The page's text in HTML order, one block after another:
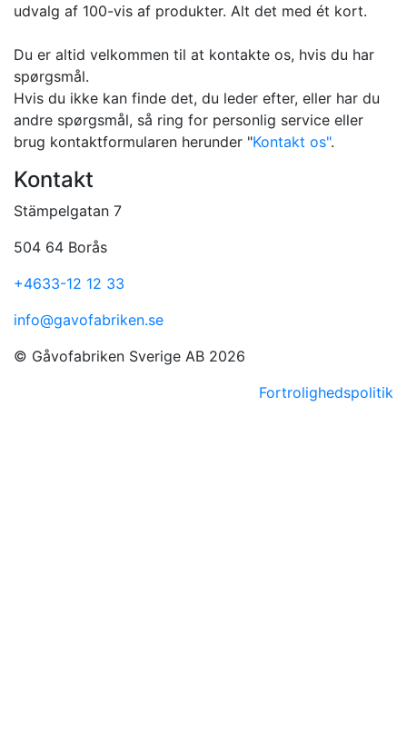
udvalg af 100-vis af produkter. Alt det med ét kort.
Du er altid velkommen til at kontakte os, hvis du har
spørgsmål.
Hvis du ikke kan finde det, du leder efter, eller har du
andre spørgsmål, så ring for personlig service eller
brug kontaktformularen herunder "Kontakt os".
Kontakt
Stämpelgatan 7
504 64 Borås
+4633-12 12 33
info@gavofabriken.se
© Gåvofabriken Sverige AB 2026
Fortrolighedspolitik